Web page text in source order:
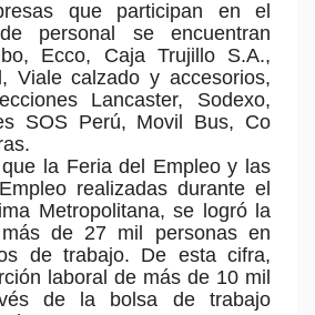
que participan en el
personal se encuentran
Ecco, Caja Trujillo S.A.,
Viale calzado y accesorios,
Lancaster, Sodexo,
SOS Perú, Movil Bus, Co
la Feria del Empleo y las
realizadas durante el
Metropolitana, se logró la
de 27 mil personas en
de trabajo. De esta cifra,
laboral de más de 10 mil
de la bolsa de trabajo